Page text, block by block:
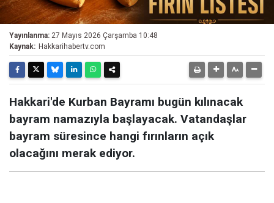
Yayınlanma: 27 Mayıs 2026 Çarşamba 10:48
Kaynak: Hakkarihabertv.com
Hakkari'de Kurban Bayramı bugün kılınacak
bayram namazıyla başlayacak. Vatandaşlar
bayram süresince hangi fırınların açık
olacağını merak ediyor.